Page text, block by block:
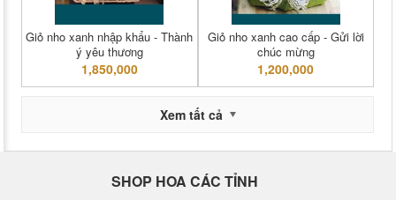
Giỏ nho xanh nhập khẩu - Thành
ý yêu thương
1,850,000
Giỏ nho xanh cao cấp - Gửi lời
chúc mừng
1,200,000
Xem tất cả
SHOP HOA CÁC TỈNH